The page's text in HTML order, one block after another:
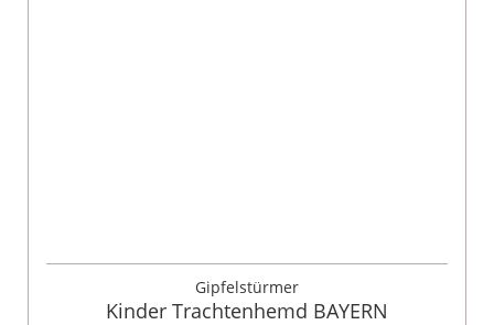
Gipfelstürmer
Kinder Trachtenhemd BAYERN